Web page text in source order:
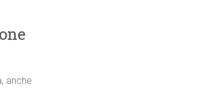
anche